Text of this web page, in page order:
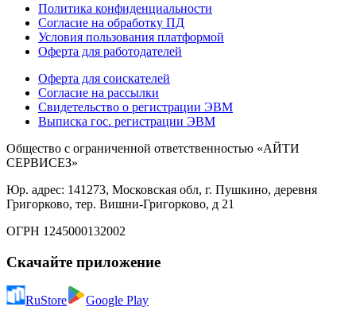
Политика конфиденциальности
Согласие на обработку ПД
Условия пользования платформой
Оферта для работодателей
Оферта для соискателей
Согласие на рассылки
Свидетельство о регистрации ЭВМ
Выписка гос. регистрации ЭВМ
Общество с ограниченной ответственностью «АЙТИ
СЕРВИСЕЗ»
Юр. адрес: 141273, Московская обл, г. Пушкино, деревня
Григорково, тер. Вишни-Григорково, д 21
ОГРН 1245000132002
Скачайте приложение
RuStore Google Play